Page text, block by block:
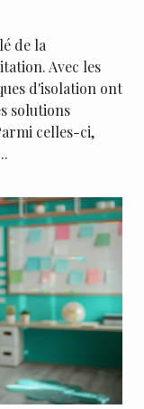
de la
Avec les
d'isolation ont
solutions
celles-ci,